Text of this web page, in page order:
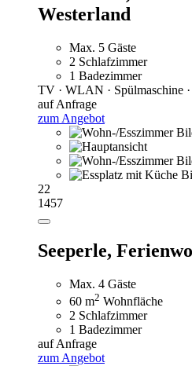
Westerland
Max. 5 Gäste
2 Schlafzimmer
1 Badezimmer
TV · WLAN · Spülmaschine
auf Anfrage
zum Angebot
22
1457
Seeperle,
Max. 4 Gäste
60 m2 Wohnfläche
2 Schlafzimmer
1 Badezimmer
auf Anfrage
zum Angebot